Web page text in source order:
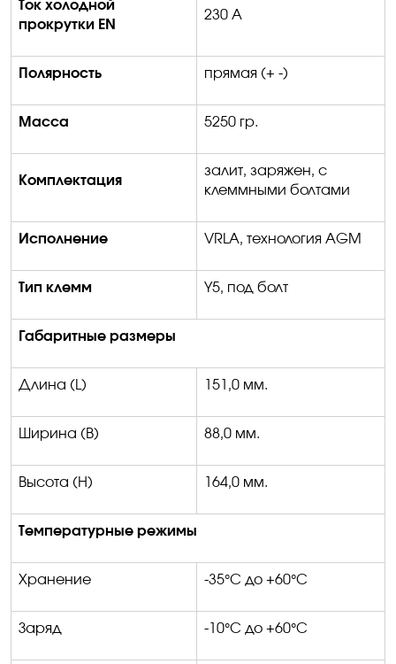
Ток холодной
прокрутки EN
230 A
Полярность прямая (+ -)
Масса 5250 гр.
Комплектация
залит, заряжен, с
клеммными болтами
Исполнение VRLA, технология AGM
Тип клемм Y5, под болт
Габаритные размеры
Длина ( L) 1 51 ,0 мм.
Ширина (B) 88,0 мм.
Высота (H) 164,0 мм.
Температурные режимы
Хранение -35°С до +60°С
Заряд -10°С до +60°С